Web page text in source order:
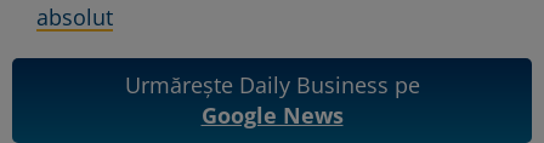
absolut
Urmărește Daily Business pe
Google News